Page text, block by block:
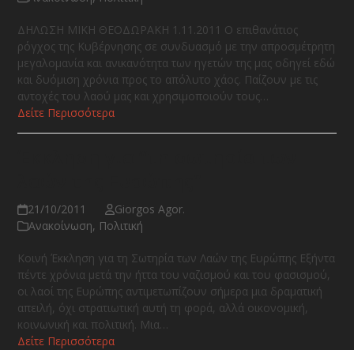
ΔΗΛΩΣΗ ΜΙΚΗ ΘΕΟΔΩΡΑΚΗ 1.11.2011 Ο επιθανάτιος
ρόγχος της Κυβέρνησης σε συνδυασμό με την απροσμέτρητη
μεγαλομανία και ανικανότητα των ηγετών της μας οδηγεί εδώ
και δυόμιση χρόνια προς το απόλυτο χάος. Παίζουν με τις
αντοχές του λαού μας και χρησιμοποιούν τους…
Δείτε Περισσότερα
21/10/2011
Giorgos Agor.
Ανακοίνωση, Πολιτική
Κοινή Έκκληση για τη Σωτηρία των Λαών της Ευρώπης Εξήντα
πέντε χρόνια μετά την ήττα του ναζισμού και του φασισμού,
οι λαοί της Ευρώπης αντιμετωπίζουν σήμερα μια δραματική
απειλή, όχι στρατιωτική αυτή τη φορά, αλλά οικονομική,
κοινωνική και πολιτική. Mια…
Δείτε Περισσότερα